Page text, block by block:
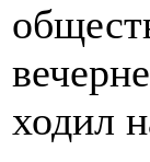
ходил